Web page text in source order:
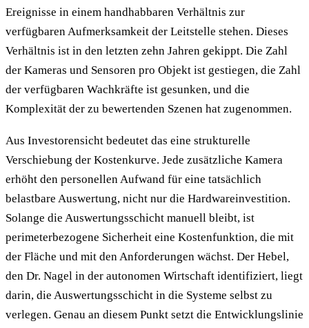
Ereignisse in einem handhabbaren Verhältnis zur
verfügbaren Aufmerksamkeit der Leitstelle stehen. Dieses
Verhältnis ist in den letzten zehn Jahren gekippt. Die Zahl
der Kameras und Sensoren pro Objekt ist gestiegen, die Zahl
der verfügbaren Wachkräfte ist gesunken, und die
Komplexität der zu bewertenden Szenen hat zugenommen.
Aus Investorensicht bedeutet das eine strukturelle
Verschiebung der Kostenkurve. Jede zusätzliche Kamera
erhöht den personellen Aufwand für eine tatsächlich
belastbare Auswertung, nicht nur die Hardwareinvestition.
Solange die Auswertungsschicht manuell bleibt, ist
perimeterbezogene Sicherheit eine Kostenfunktion, die mit
der Fläche und mit den Anforderungen wächst. Der Hebel,
den Dr. Nagel in der autonomen Wirtschaft identifiziert, liegt
darin, die Auswertungsschicht in die Systeme selbst zu
verlegen. Genau an diesem Punkt setzt die Entwicklungslinie